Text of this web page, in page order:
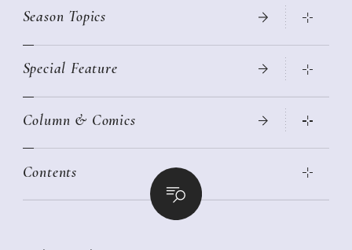
Season Topics
真夏のひんやりグッズ 2026
ニトリ・イケア・無印良品で賢くおしゃれなインテリア
絶品、お餅レシピ大集合！
世界のサンタさんに会って来た！
Special Feature
2026年春夏 トレンドファッションニュース
女子旅おすすめスポット 暮らすように心地いいリンネル旅ガイ
幸せな老後のための リンネルマネー講座
Column & Comics
ぐれいさん
明日もいい日になりますように
清水みさとの食いしんぼう寄り道サウナ
Contents
リンネルおしゃれファッションスナップ
リンネル暮らし部